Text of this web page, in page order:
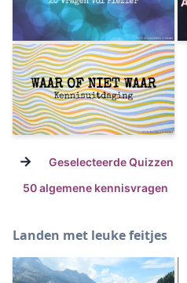
→
Geselecteerde Quizzen
50 algemene kennisvragen
Landen met leuke feitjes